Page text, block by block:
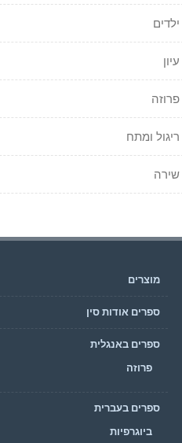
ילדים
עיון
פרוזה
ריגול ומתח
שירה
מוצרים
ספרים אודות סין
ספרים באנגלית
פרוזה
ספרים בעברית
ביוגרפיות